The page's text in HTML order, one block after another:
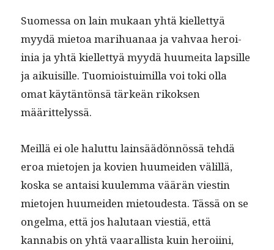
Suomes­sa on lain mukaan yhtä kiel­let­tyä
myy­dä mietoa mar­i­hua­naa ja vah­vaa hero­i­
inia ja yhtä kiel­let­tyä myy­dä huumei­ta lap­sille
ja aikuisille. Tuomiois­tu­imil­la voi toki olla
omat käytän­tön­sä tärkeän rikok­sen
määrittelyssä.
Meil­lä ei ole halut­tu lain­säädön­nössä tehdä
eroa mieto­jen ja kovien huumei­den välil­lä,
kos­ka se antaisi kuulem­ma väärän viestin
mieto­jen huumei­den mietoud­es­ta. Tässä on se
ongel­ma, että jos halu­taan viestiä, että
kannabis on yhtä vaar­al­lista kuin hero­i­i­ni,